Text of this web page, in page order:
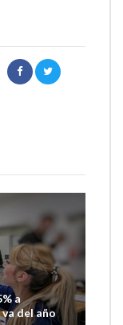
a
del año